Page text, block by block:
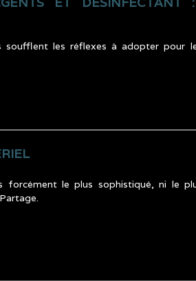
soufflent les réflexes à adopter pour
forcément le plus sophistiqué, ni le